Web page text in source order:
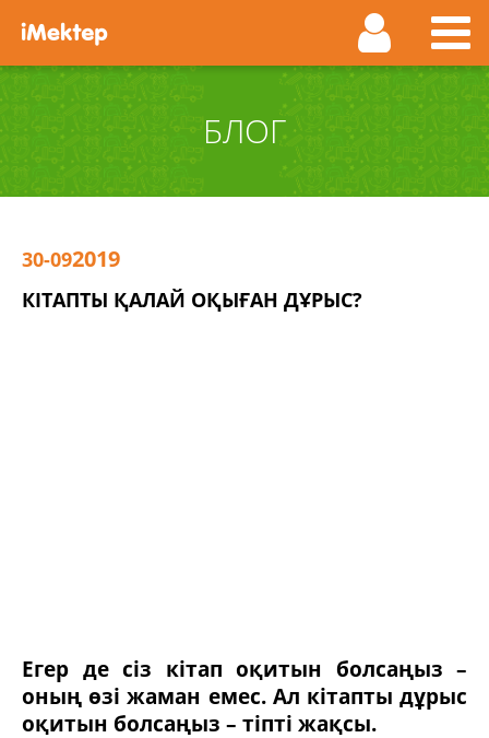
БЛОГ
30-092019
КІТАПТЫ ҚАЛАЙ ОҚЫҒАН ДҰРЫС?
Егер де сіз кітап оқитын болсаңыз –
оның өзі жаман емес. Ал кітапты дұрыс
оқитын болсаңыз – тіпті жақсы.